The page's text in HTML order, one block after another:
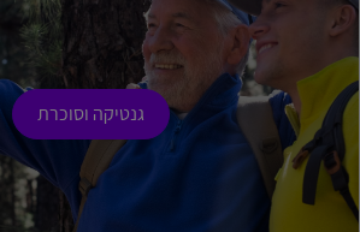
גנטיקה וסוכרת